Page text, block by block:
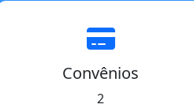
Convênios
2